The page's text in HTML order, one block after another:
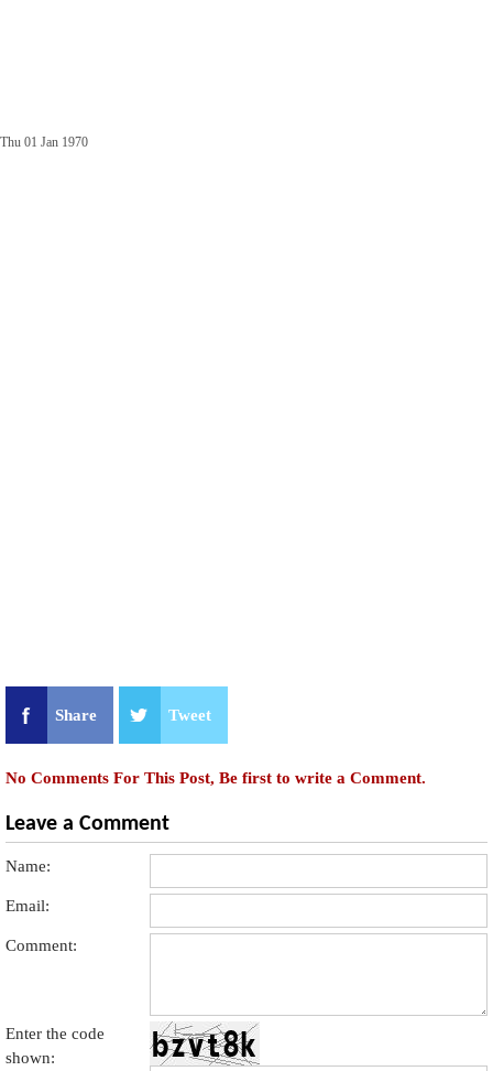
Thu 01 Jan 1970
Share Tweet
No Comments For This Post, Be first to write a Comment.
Leave a Comment
Name:
Email:
Comment:
Enter the code
shown: